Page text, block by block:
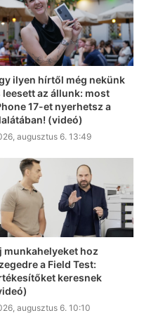
ilyen hírtől még nekünk
leesett az állunk: most
17-et nyerhetsz a
(videó)
augusztus 6. 13:49
munkahelyeket hoz
a Field Test:
keresnek
augusztus 6. 10:10